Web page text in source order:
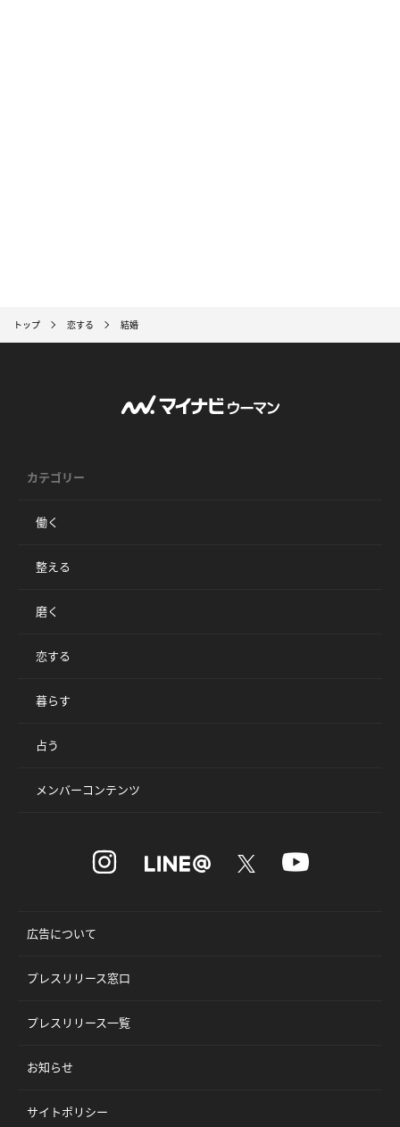
トップ 恋する 結婚
カテゴリー
働く
整える
磨く
恋する
暮らす
占う
メンバーコンテンツ
広告について
プレスリリース窓口
プレスリリース一覧
お知らせ
サイトポリシー